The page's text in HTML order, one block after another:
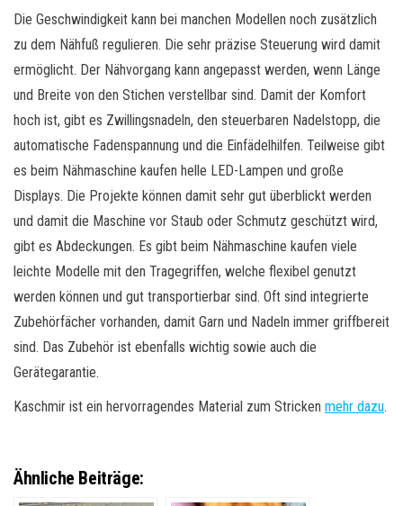
Die Geschwindigkeit kann bei manchen Modellen noch zusätzlich
zu dem Nähfuß regulieren. Die sehr präzise Steuerung wird damit
ermöglicht. Der Nähvorgang kann angepasst werden, wenn Länge
und Breite von den Stichen verstellbar sind. Damit der Komfort
hoch ist, gibt es Zwillingsnadeln, den steuerbaren Nadelstopp, die
automatische Fadenspannung und die Einfädelhilfen. Teilweise gibt
es beim Nähmaschine kaufen helle LED-Lampen und große
Displays. Die Projekte können damit sehr gut überblickt werden
und damit die Maschine vor Staub oder Schmutz geschützt wird,
gibt es Abdeckungen. Es gibt beim Nähmaschine kaufen viele
leichte Modelle mit den Tragegriffen, welche flexibel genutzt
werden können und gut transportierbar sind. Oft sind integrierte
Zubehörfächer vorhanden, damit Garn und Nadeln immer griffbereit
sind. Das Zubehör ist ebenfalls wichtig sowie auch die
Gerätegarantie.
Kaschmir ist ein hervorragendes Material zum Stricken mehr dazu.
Ähnliche Beiträge: